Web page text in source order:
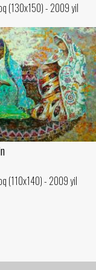
(130x150) - 2009 yil
(110x140) - 2009 yil